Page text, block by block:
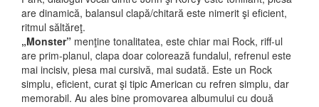
are dinamică, balansul clapă/chitară este nimerit şi eficient,
ritmul săltăreţ.
„Monster” menţine tonalitatea, este chiar mai Rock, riff-ul
are prim-planul, clapa doar colorează fundalul, refrenul este
mai incisiv, piesa mai cursivă, mai sudată. Este un Rock
simplu, eficient, curat şi tipic American cu refren simplu, dar
memorabil. Au ales bine promovarea albumului cu două